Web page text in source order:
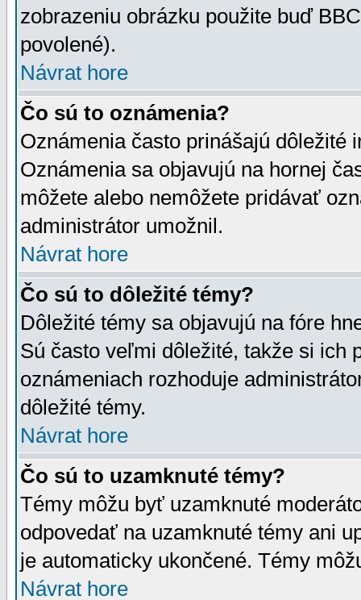
zobrazeniu obrázku použite buď
povolené).
Návrat hore
Čo sú to oznámenia?
Oznámenia často prinášajú dôležité
Oznámenia sa objavujú na hornej
môžete alebo nemôžete pridávať
administrátor umožnil.
Návrat hore
Čo sú to dôležité témy?
Dôležité témy sa objavujú na fóre
Sú často veľmi dôležité, takže si ich
oznámeniach rozhoduje
dôležité témy.
Návrat hore
Čo sú to uzamknuté témy?
Témy môžu byť uzamknuté
odpovedať na uzamknuté témy ani
je automaticky ukončené. Témy
Návrat hore